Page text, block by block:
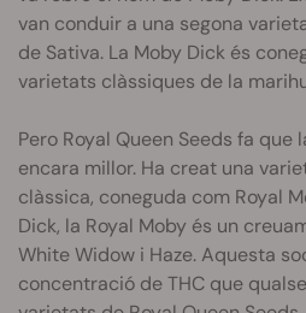
van conduir a una segona
de Sativa. La Moby Dick és
varietats clàssiques de la
Pero Royal Queen Seeds fa que
encara millor. Ha creat una
clàssica, coneguda com Royal
Dick, la Royal Moby és un
White Widow i Haze. Aquesta
concentració de THC que